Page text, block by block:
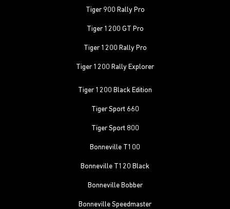
Tiger 900 Rally Pro
Tiger 1200 GT Pro
Tiger 1200 Rally Pro
Tiger 1200 Rally Explorer
Tiger 1200 Black Edition
Tiger Sport 660
Tiger Sport 800
Bonneville T100
Bonneville T120 Black
Bonneville Bobber
Bonneville Speedmaster